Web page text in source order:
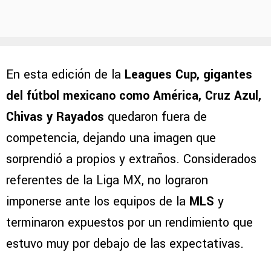
En esta edición de la Leagues Cup, gigantes
del fútbol mexicano como América, Cruz Azul,
Chivas y Rayados quedaron fuera de
competencia, dejando una imagen que
sorprendió a propios y extraños. Considerados
referentes de la Liga MX, no lograron
imponerse ante los equipos de la MLS y
terminaron expuestos por un rendimiento que
estuvo muy por debajo de las expectativas.